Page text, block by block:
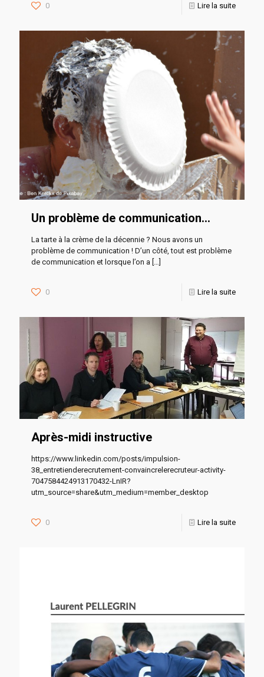
0 Lire la suite
Un problème de communication…
La tarte à la crème de la décennie ? Nous avons un
problème de communication ! D’un côté, tout est problème
de communication et lorsque l’on a
0 Lire la suite
Après-midi instructive
https://www.linkedin.com/posts/impulsion-
38_entretienderecrutement-convaincrelerecruteur-activity-
7047584424913170432-LnIR?
utm_source=share&utm_medium=member_desktop
0 Lire la suite